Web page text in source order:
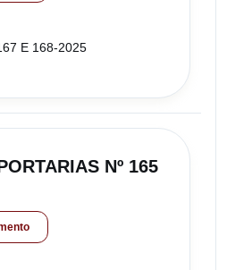
E 168-2025
Nº 165